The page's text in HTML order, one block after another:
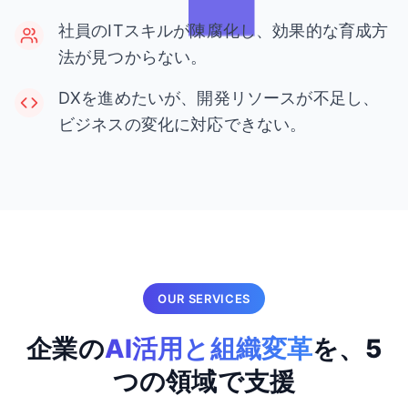
社員のITスキルが陳腐化し、効果的な育成方
法が見つからない。
DXを進めたいが、開発リソースが不足し、
ビジネスの変化に対応できない。
OUR SERVICES
企業のAI活用と組織変革を、5
つの領域で支援